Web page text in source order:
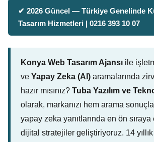
✔ 2026 Güncel — Türkiye Genelinde
Tasarım Hizmetleri | 0216 393 10 07
Konya Web Tasarım Ajansı ile
ve Yapay Zeka (AI) aramalarında
hazır mısınız? Tuba Yazılım ve
olarak, markanızı hem arama
yapay zeka yanıtlarında en ön sıraya
dijital stratejiler geliştiriyoruz. 14